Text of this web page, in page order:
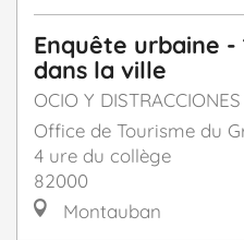
Enquête urbaine -
dans la ville
OCIO Y DISTRACCIONES
Office de Tourisme du
4 ure du collège
82000
Montauban